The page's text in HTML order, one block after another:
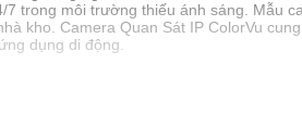
7 trong môi trường thiếu ánh sáng. Mẫu
kho. Camera Quan Sát IP ColorVu
dụng di động.